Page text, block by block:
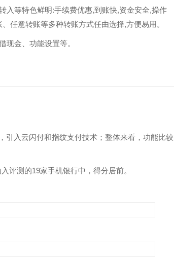
入等特色鲜明:手续费优惠,到账快,资金安全,操作
任意转账等多种转账方式任由选择,方便易用。
现金、功能设置等。
引入云闪付和指纹支付技术；整体来看，功能比较
评测的19家手机银行中，得分居前。